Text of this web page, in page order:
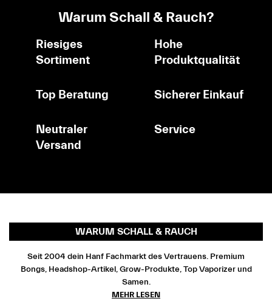
Warum Schall & Rauch?
Riesiges
Sortiment
Hohe
Produktqualität
Top Beratung Sicherer Einkauf
Neutraler
Versand
Service
WARUM SCHALL & RAUCH
Seit 2004 dein Hanf Fachmarkt des Vertrauens. Premium
Bongs, Headshop-Artikel, Grow-Produkte, Top Vaporizer und
Samen.
MEHR LESEN